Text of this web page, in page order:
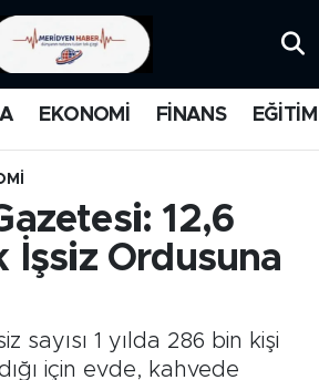
EKONOMİ FİNANS EĞİTİM
12,6
İşsiz Ordusuna
sayısı 1 yılda 286 bin kişi
için evde, kahvede
Durumu ve Fikstür